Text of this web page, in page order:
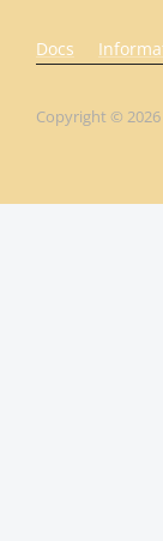
Docs
Copyright ©